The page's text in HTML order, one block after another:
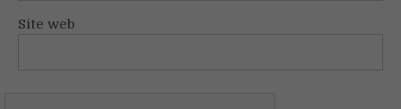
Site web